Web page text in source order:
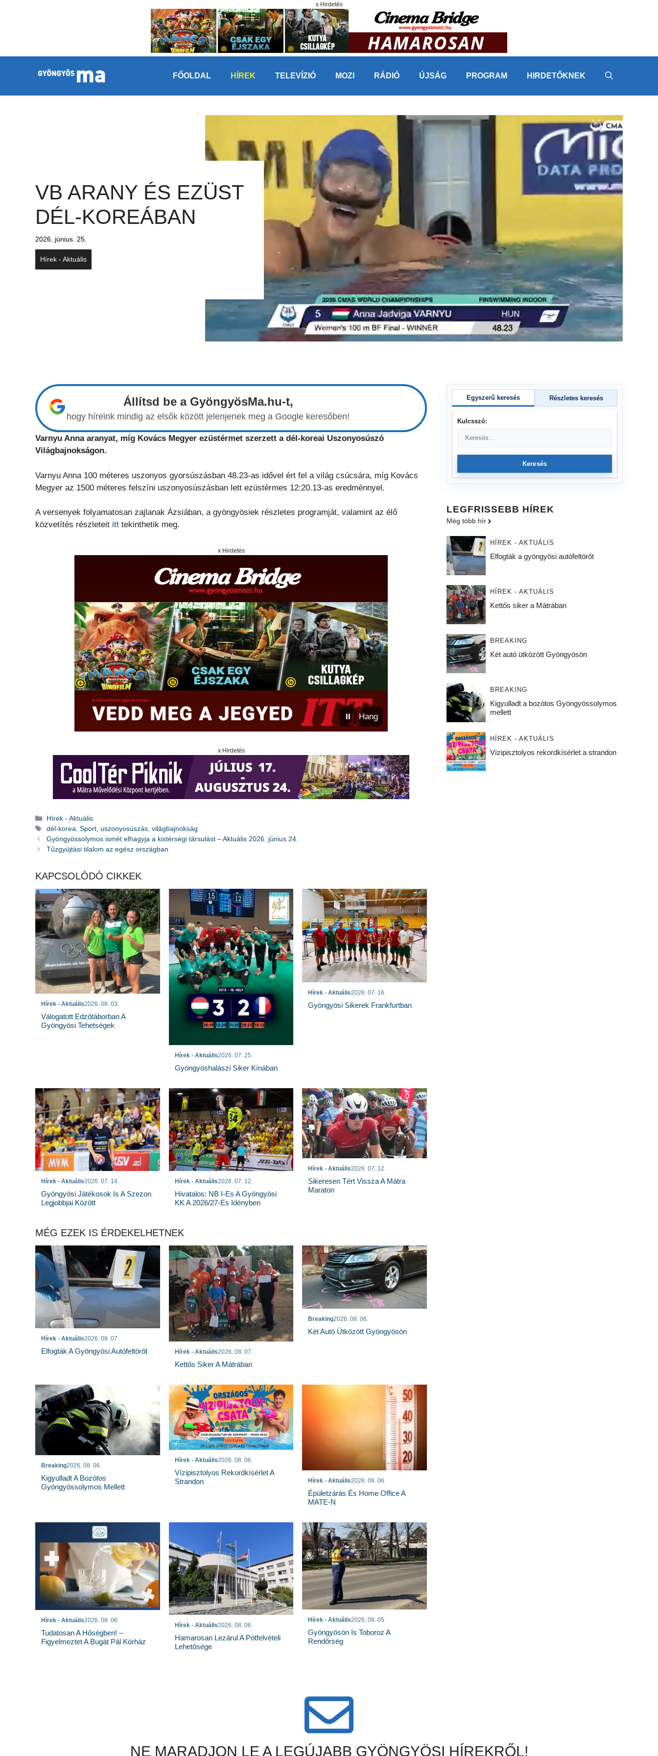
x Hirdetés
FŐOLDAL HÍREK TELEVÍZIÓ MOZI RÁDIÓ ÚJSÁG PROGRAM HIRDETŐKNEK
VB ARANY ÉS EZÜST
DÉL-KOREÁBAN
2026. június. 25.
Hírek - Aktuális
Állítsd be a GyöngyösMa.hu-t,
hogy híreink mindig az elsők között jelenjenek meg a Google keresőben!
Varnyu Anna aranyat, míg Kovács Megyer ezüstérmet szerzett a dél-koreai Uszonyosúszó
Világbajnokságon.
Varnyu Anna 100 méteres uszonyos gyorsúszásban 48.23-as idővel ért fel a világ csúcsára, míg Kovács
Megyer az 1500 méteres felszíni uszonyosúszásban lett ezüstérmes 12:20.13-as eredménnyel.
A versenyek folyamatosan zajlanak Ázsiában, a gyöngyösiek részletes programját, valamint az élő
közvetítés részleteit itt tekinthetik meg.
x Hirdetés
⏸ Hang
x Hirdetés
Kategória
Hírek - Aktuális
Címkék
dél-korea,Sport, uszonyosúszás,világbajnokság
Gyöngyössolymos ismét elhagyja a kistérségi társulást – Aktuális 2026. június 24.
Tűzgyújtási tilalom az egész országban
KAPCSOLÓDÓ CIKKEK
Hírek - Aktuális2026. 08. 03.
Válogatott Edzőtáborban A
Gyöngyösi Tehetségek
Hírek - Aktuális2026. 07. 25.
Gyöngyöshalászi Siker Kínában
Hírek - Aktuális2026. 07. 16.
Gyöngyösi Sikerek Frankfurtban
Hírek - Aktuális2026. 07. 14.
Gyöngyösi Játékosok Is A Szezon
Legjobbjai Között
Hírek - Aktuális2026. 07. 12.
Hivatalos: NB I-Es A Gyöngyösi
KK A 2026/27-Es Idényben
Hírek - Aktuális2026. 07. 12.
Sikeresen Tért Vissza A Mátra
Maraton
MÉG EZEK IS ÉRDEKELHETNEK
Hírek - Aktuális2026. 08. 07.
Elfogták A Gyöngyösi Autófeltörőt Hírek - Aktuális2026. 08. 07.
Kettős Siker A Mátrában
Breaking2026. 08. 06.
Két Autó Ütközött Gyöngyösön
Breaking2026. 08. 06.
Kigyulladt A Bozótos
Gyöngyössolymos Mellett
Hírek - Aktuális2026. 08. 06.
Vízipisztolyos Rekordkísérlet A
Strandon
Hírek - Aktuális2026. 08. 06.
Épületzárás És Home Office A
MATE-N
Hírek - Aktuális2026. 08. 06.
Tudatosan A Hőségben! –
Figyelmeztet A Bugát Pál Kórház
Hírek - Aktuális2026. 08. 06.
Hamarosan Lezárul A Pótfelvételi
Lehetősége
Hírek - Aktuális2026. 08. 05.
Gyöngyösön Is Toboroz A
Rendőrség
Egyszerű keresés Részletes keresés
Kulcsszó:
Keresés
LEGFRISSEBB HÍREK
Még több hír
HÍREK - AKTUÁLIS
Elfogták a gyöngyösi autófeltörőt
HÍREK - AKTUÁLIS
Kettős siker a Mátrában
BREAKING
Két autó ütközött Gyöngyösön
BREAKING
Kigyulladt a bozótos Gyöngyössolymos
mellett
HÍREK - AKTUÁLIS
Vízipisztolyos rekordkísérlet a strandon
NE MARADJON LE A LEGÚJABB GYÖNGYÖSI HÍREKRŐL!